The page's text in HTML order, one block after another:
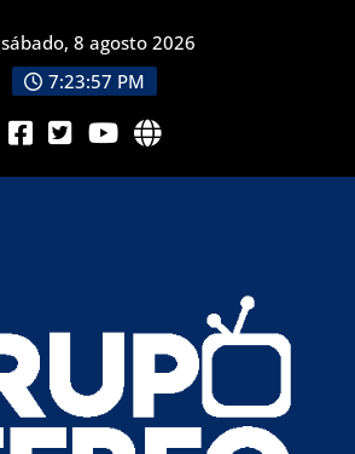
sábado, 8 agosto 2026
7:23:58 PM